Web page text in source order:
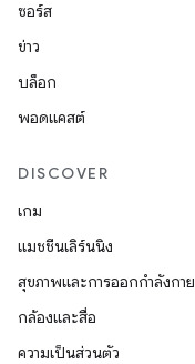
ซอร์ส
ข่าว
บล็อก
พอดแคสต์
DISCOVER
เกม
แมชชีนเลิร์นนิง
สุขภาพและการออกกำลังกาย
กล้องและสื่อ
ความเป็นส่วนตัว